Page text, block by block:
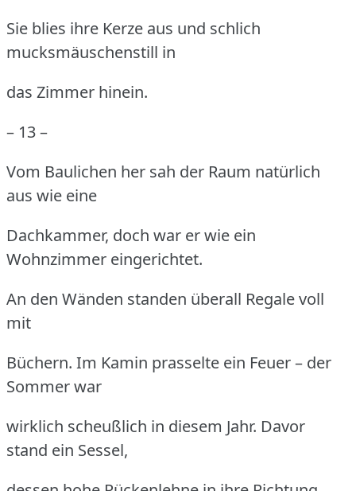
Sie blies ihre Kerze aus und schlich
mucksmäuschenstill in
das Zimmer hinein.
– 13 –
Vom Baulichen her sah der Raum natürlich
aus wie eine
Dachkammer, doch war er wie ein
Wohnzimmer eingerichtet.
An den Wänden standen überall Regale voll
mit
Büchern. Im Kamin prasselte ein Feuer – der
Sommer war
wirklich scheußlich in diesem Jahr. Davor
stand ein Sessel,